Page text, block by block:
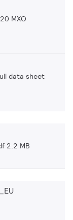
MXO
data sheet
2.2 MB